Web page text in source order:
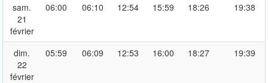
sam.
21
février
06:00 06:10 12:54 15:59 18:26 19:38
dim.
22
février
05:59 06:09 12:53 16:00 18:27 19:39